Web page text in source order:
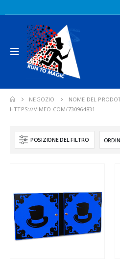
NEGOZIO
NOME DEL
HTTPS://VIMEO.COM/730964831
POSIZIONE DEL FILTRO